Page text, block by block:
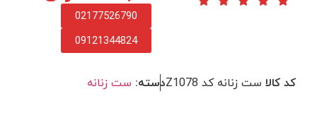
02177526790
09121344824
کد کالا ست زنانه کد Z1078 دسته: ست زنانه